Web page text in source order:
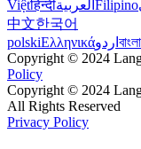
Việtहिन्दीالعربية Filipino
中文한국어
polskiΕλληνικάاردو বাংলা
Copyright © 2024
Policy
Copyright © 2024
All Rights Reserved
Privacy Policy